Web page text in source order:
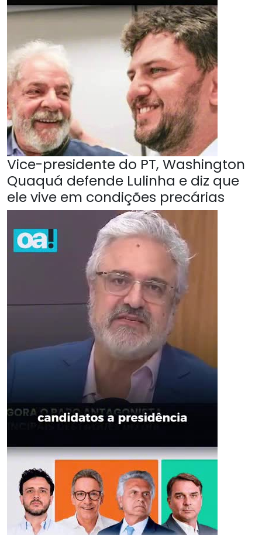
Vice-presidente do PT, Washington
Quaquá defende Lulinha e diz que
ele vive em condições precárias